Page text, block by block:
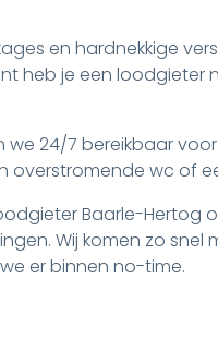
en hardnekkige
heb je een loodgieter
we 24/7 bereikbaar
overstromende wc of
Baarle-Hertog
Wij komen zo
er binnen no-time.